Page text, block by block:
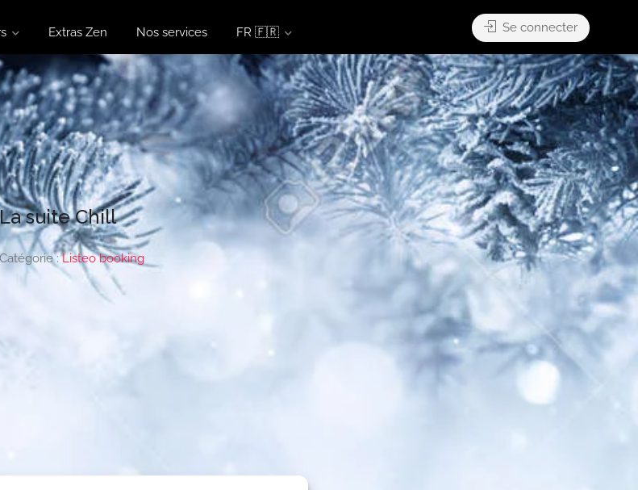
Extras Zen Nos services FR 🇫🇷 Se connecter
suite Chill
Catégorie :Listeo booking